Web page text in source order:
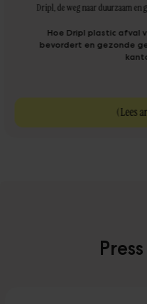
Dripl, de weg naar duurzaam en
Hoe Dripl plastic afval
bevordert en gezonde
(Lees